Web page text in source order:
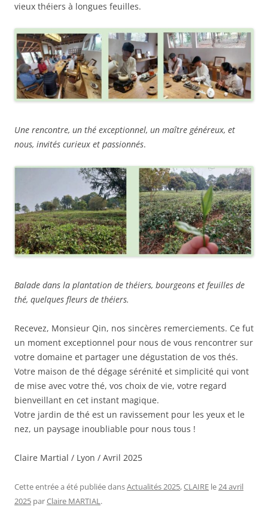
vieux théiers à longues feuilles.
Une rencontre, un thé exceptionnel, un maître généreux, et
nous, invités curieux et passionnés.
Balade dans la plantation de théiers, bourgeons et feuilles de
thé, quelques fleurs de théiers.
Recevez, Monsieur Qin, nos sincères remerciements. Ce fut
un moment exceptionnel pour nous de vous rencontrer sur
votre domaine et partager une dégustation de vos thés.
Votre maison de thé dégage sérénité et simplicité qui vont
de mise avec votre thé, vos choix de vie, votre regard
bienveillant en cet instant magique.
Votre jardin de thé est un ravissement pour les yeux et le
nez, un paysage inoubliable pour nous tous !
Claire Martial / Lyon / Avril 2025
Cette entrée a été publiée dansActualités 2025,CLAIRE le 24 avril
2025 parClaire MARTIAL .